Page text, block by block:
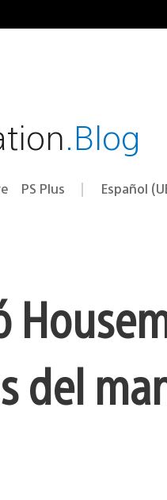
.Blog
PS Plus Selecciona
Región
Español
del